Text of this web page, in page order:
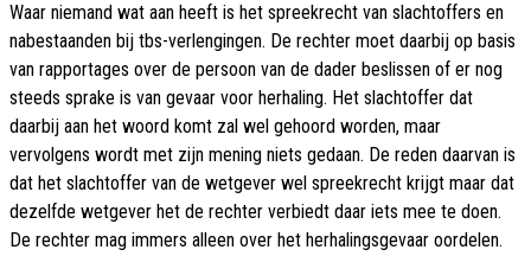
Waar niemand wat aan heeft is het spreekrecht van slachtoffers en
nabestaanden bij tbs-verlengingen. De rechter moet daarbij op basis
van rapportages over de persoon van de dader beslissen of er nog
steeds sprake is van gevaar voor herhaling. Het slachtoffer dat
daarbij aan het woord komt zal wel gehoord worden, maar
vervolgens wordt met zijn mening niets gedaan. De reden daarvan is
dat het slachtoffer van de wetgever wel spreekrecht krijgt maar dat
dezelfde wetgever het de rechter verbiedt daar iets mee te doen.
De rechter mag immers alleen over het herhalingsgevaar oordelen.